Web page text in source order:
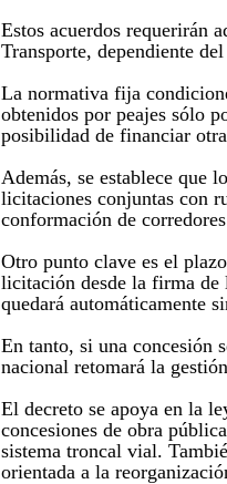
Estos acuerdos requerirán
Transporte, dependiente
La normativa fija
obtenidos por peajes sólo
posibilidad de financiar
Además, se establece que
licitaciones conjuntas con
conformación de
Otro punto clave es el
licitación desde la firma de
quedará automáticamente
En tanto, si una concesión
nacional retomará la
El decreto se apoya en la
concesiones de obra
sistema troncal vial.
orientada a la